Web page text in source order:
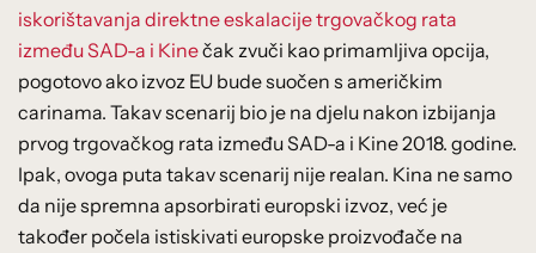
iskorištavanja direktne eskalacije trgovačkog rata
između SAD-a i Kinečak zvuči kao primamljiva opcija,
pogotovo ako izvoz EU bude suočen s američkim
carinama. Takav scenarij bio je na djelu nakon izbijanja
prvog trgovačkog rata između SAD-a i Kine 2018. godine.
Ipak, ovoga puta takav scenarij nije realan. Kina ne samo
da nije spremna apsorbirati europski izvoz, već je
također počela istiskivati europske proizvođače na